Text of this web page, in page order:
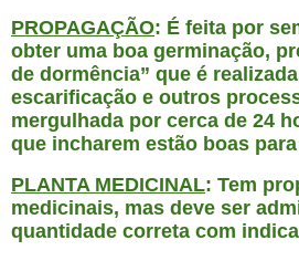
PROPAGAÇÃO: É feita por
obter uma boa germinação,
de dormência” que é
escarificação e outros
mergulhada por cerca de 24
que incharem estão boas
PLANTA MEDICINAL: Tem
medicinais, mas deve ser
quantidade correta com